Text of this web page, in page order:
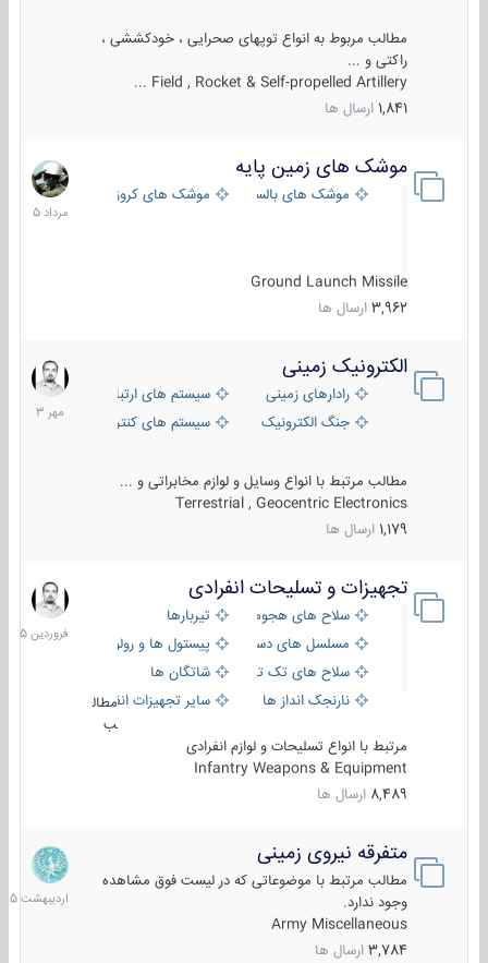
مطالب مربوط به انواع توپهای صحرایی ، خودکششی ،
راکتی و ...
Field , Rocket & Self-propelled Artillery ...
1,841 ارسال ها
موشک های زمین پایه
موشک های بالستیک موشک های کروز
Ground Launch Missile
3,962 ارسال ها
2
مرداد
1405
الکترونیک زمینی
رادارهای زمینی
سیستم های ارتباطی و جمع آوری
جنگ الکترونیک
سیستم های کنترل آتش و تجهیزات
مطالب مرتبط با انواع وسایل و لوازم مخابراتی و ...
Terrestrial , Geocentric Electronics
1,179 ارسال ها
1
مهر
1403
تجهیزات و تسلیحات انفرادی
سلاح های هجومی
تیربارها
مسلسل های دستی
پیستول ها و رولورها
سلاح های تک تیر اندازیشاتگان ها
نارنجک انداز ها
سایر تجهیزات انفرادی
مطال
ب
مرتبط با انواع تسلیحات و لوازم انفرادی
Infantry Weapons & Equipment
8,489 ارسال ها
17
فروردین
1405
متفرقه نیروی زمینی
مطالب مرتبط با موضوعاتی که در لیست فوق مشاهده
وجود ندارد.
Army Miscellaneous
3,784 ارسال ها
27
1405